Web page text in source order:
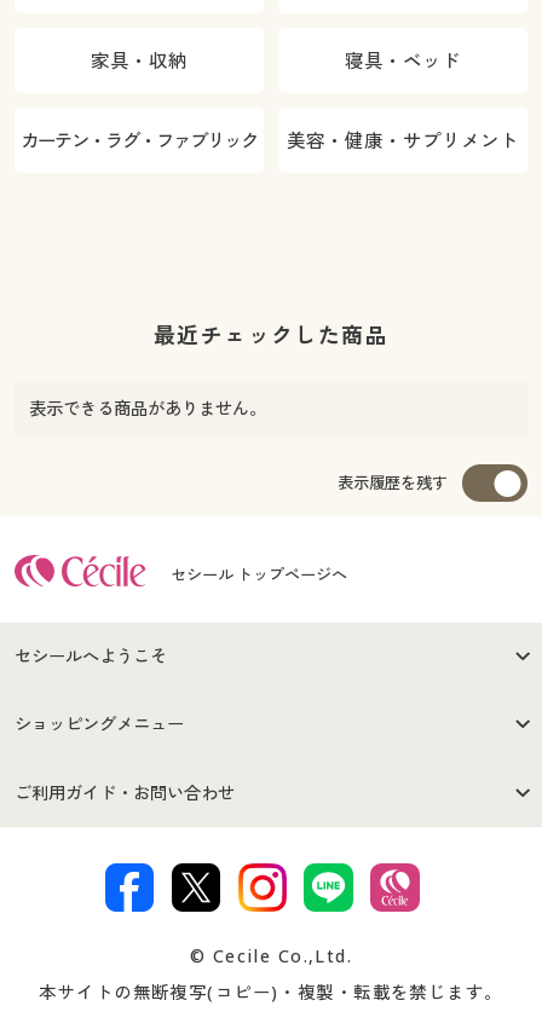
家具・収納 寝具・ベッド
カーテン・ラグ・ファブリック 美容・健康・サプリメント
最近チェックした商品
表示できる商品がありません。
表示履歴を残す
セシール トップページへ
セシールへようこそ
はじめての方へ
セシールご利用規約
著作権・商標について 会社案内
ショッピングメニュー
商品カテゴリ
プレゼント＆キャンペーン サイトマップ
ご利用ガイド・お問い合わせ
交換・返品は お支払は
ついて
忘れの場合
© Cecile Co.,Ltd.
本サイトの無断複写(コピー)・複製・転載を禁じます。